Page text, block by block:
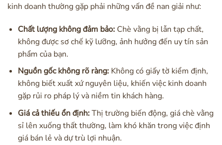
kinh doanh thường gặp phải những vấn đề nan giải như:
Chất lượng không đảm bảo:Chè vằng bị lẫn tạp chất,
không được sơ chế kỹ lưỡng, ảnh hưởng đến uy tín sản
phẩm của bạn.
Nguồn gốc không rõ ràng:Không có giấy tờ kiểm định,
không biết xuất xứ nguyên liệu, khiến việc kinh doanh
gặp rủi ro pháp lý và niềm tin khách hàng.
Giá cả thiếu ổn định:Thị trường biến động, giá chè vằng
sỉ lên xuống thất thường, làm khó khăn trong việc định
giá bán lẻ và dự trù lợi nhuận.